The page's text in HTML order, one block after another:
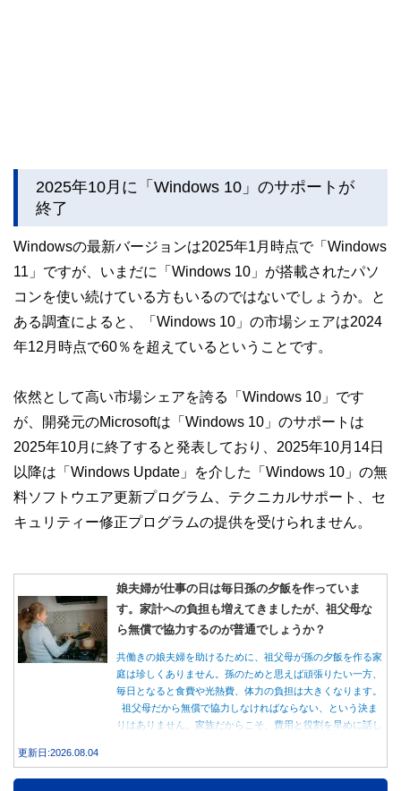
2025年10月に「Windows 10」のサポートが
終了
Windowsの最新バージョンは2025年1月時点で「Windows
11」ですが、いまだに「Windows 10」が搭載されたパソ
コンを使い続けている方もいるのではないでしょうか。と
ある調査によると、「Windows 10」の市場シェアは2024
年12月時点で60％を超えているということです。
依然として高い市場シェアを誇る「Windows 10」です
が、開発元のMicrosoftは「Windows 10」のサポートは
2025年10月に終了すると発表しており、2025年10月14日
以降は「Windows Update」を介した「Windows 10」の無
料ソフトウエア更新プログラム、テクニカルサポート、セ
キュリティー修正プログラムの提供を受けられません。
娘夫婦が仕事の日は毎日孫の夕飯を作っていま
す。家計への負担も増えてきましたが、祖父母な
ら無償で協力するのが普通でしょうか？
共働きの娘夫婦を助けるために、祖父母が孫の夕飯を作る家
庭は珍しくありません。孫のためと思えば頑張りたい一方、
毎日となると食費や光熱費、体力の負担は大きくなります。
祖父母だから無償で協力しなければならない、という決ま
りはありません。家族だからこそ、費用と役割を早めに話し
更新日:2026.08.04